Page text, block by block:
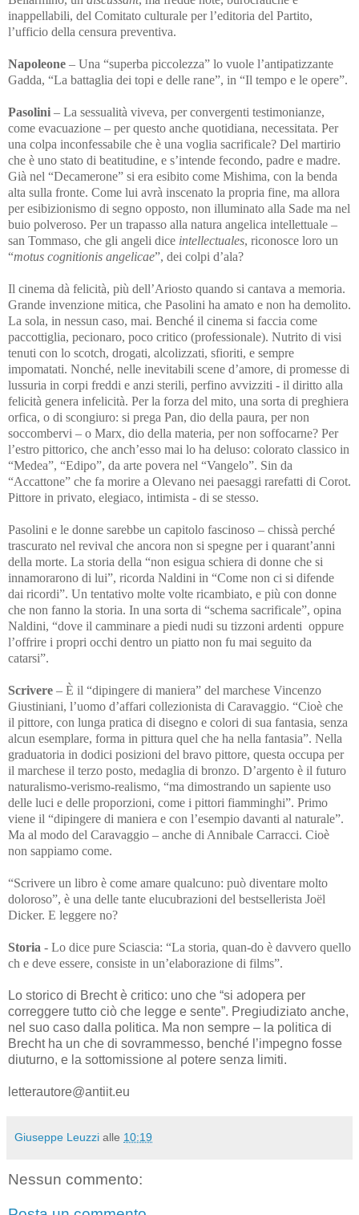
inappellabili, del Comitato culturale per l’editoria del Partito,
l’ufficio della censura preventiva.
Napoleone – Una “superba piccolezza” lo vuole l’antipatizzante
Gadda, “La battaglia dei topi e delle rane”, in “Il tempo e le opere”.
Pasolini – La sessualità viveva, per convergenti testimonianze,
come evacuazione – per questo anche quotidiana, necessitata. Per
una colpa inconfessabile che è una voglia sacrificale? Del martirio
che è uno stato di beatitudine, e s’intende fecondo, padre e madre.
Già nel “Decamerone” si era esibito come Mishima, con la benda
alta sulla fronte. Come lui avrà inscenato la propria fine, ma allora
per esibizionismo di segno opposto, non illuminato alla Sade ma nel
buio polveroso. Per un trapasso alla natura angelica intellettuale –
san Tommaso, che gli angeli dice intellectuales, riconosce loro un
“motus cognitionis angelicae”, dei colpi d’ala?
Il cinema dà felicità, più dell’Ariosto quando si cantava a memoria.
Grande invenzione mitica, che Pasolini ha amato e non ha demolito.
La sola, in nessun caso, mai. Benché il cinema si faccia come
paccottiglia, pecionaro, poco critico (professionale). Nutrito di visi
tenuti con lo scotch, drogati, alcolizzati, sfioriti, e sempre
impomatati. Nonché, nelle inevitabili scene d’amore, di promesse di
lussuria in corpi freddi e anzi sterili, perfino avvizziti - il diritto alla
felicità genera infelicità. Per la forza del mito, una sorta di preghiera
orfica, o di scongiuro: si prega Pan, dio della paura, per non
soccombervi – o Marx, dio della materia, per non soffocarne? Per
l’estro pittorico, che anch’esso mai lo ha deluso: colorato classico in
“Medea”, “Edipo”, da arte povera nel “Vangelo”. Sin da
“Accattone” che fa morire a Olevano nei paesaggi rarefatti di Corot.
Pittore in privato, elegiaco, intimista - di se stesso.
Pasolini e le donne sarebbe un capitolo fascinoso – chissà perché
trascurato nel revival che ancora non si spegne per i quarant’anni
della morte. La storia della “non esigua schiera di donne che si
innamorarono di lui”, ricorda Naldini in “Come non ci si difende
dai ricordi”. Un tentativo molte volte ricambiato, e più con donne
che non fanno la storia. In una sorta di “schema sacrificale”, opina
Naldini, “dove il camminare a piedi nudi su tizzoni ardenti oppure
l’offrire i propri occhi dentro un piatto non fu mai seguito da
catarsi”.
Scrivere – È il “dipingere di maniera” del marchese Vincenzo
Giustiniani, l’uomo d’affari collezionista di Caravaggio. “Cioè che
il pittore, con lunga pratica di disegno e colori di sua fantasia, senza
alcun esemplare, forma in pittura quel che ha nella fantasia”. Nella
graduatoria in dodici posizioni del bravo pittore, questa occupa per
il marchese il terzo posto, medaglia di bronzo. D’argento è il futuro
naturalismo-verismo-realismo, “ma dimostrando un sapiente uso
delle luci e delle proporzioni, come i pittori fiamminghi”. Primo
viene il “dipingere di maniera e con l’esempio davanti al naturale”.
Ma al modo del Caravaggio – anche di Annibale Carracci. Cioè
non sappiamo come.
“Scrivere un libro è come amare qualcuno: può diventare molto
doloroso”, è una delle tante elucubrazioni del bestsellerista Joël
Dicker. E leggere no?
Storia - Lo dice pure Sciascia: “La storia, quan-do è davvero quello
ch e deve essere, consiste in un’elaborazione di films”.
Lo storico di Brecht è critico: uno che “si adopera per
correggere tutto ciò che legge e sente”. Pregiudiziato anche,
nel suo caso dalla politica. Ma non sempre – la politica di
Brecht ha un che di sovrammesso, benché l’impegno fosse
diuturno, e la sottomissione al potere senza limiti.
letterautore@antiit.eu
Giuseppe Leuzzi alle 10:19
Nessun commento: